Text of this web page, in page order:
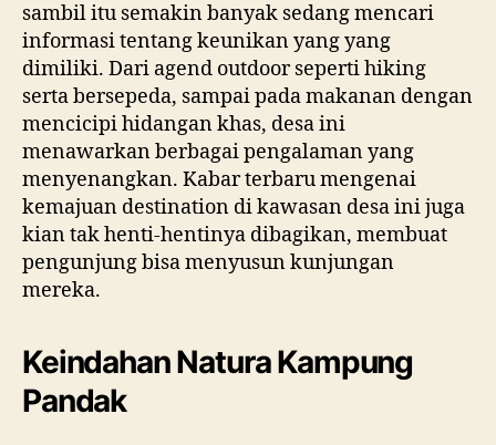
sambil itu semakin banyak sedang mencari
informasi tentang keunikan yang yang
dimiliki. Dari agend outdoor seperti hiking
serta bersepeda, sampai pada makanan dengan
mencicipi hidangan khas, desa ini
menawarkan berbagai pengalaman yang
menyenangkan. Kabar terbaru mengenai
kemajuan destination di kawasan desa ini juga
kian tak henti-hentinya dibagikan, membuat
pengunjung bisa menyusun kunjungan
mereka.
Keindahan Natura Kampung
Pandak